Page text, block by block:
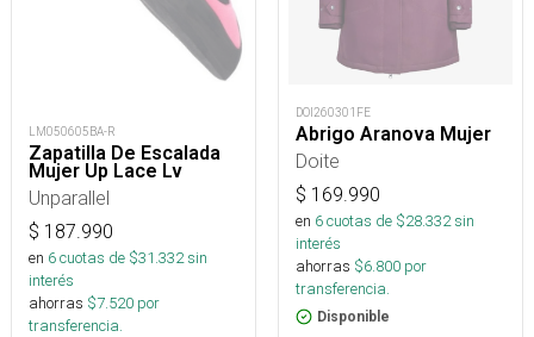
LM050605BA-R
Zapatilla De Escalada
Mujer Up Lace Lv
Unparallel
$ 187.990
en 6cuotas de $31.332sin
interés
ahorras $7.520 por
transferencia.
DOI260301FE
Abrigo Aranova Mujer
Doite
$ 169.990
en 6cuotas de $28.332sin
interés
ahorras $6.800 por
transferencia.
Disponible